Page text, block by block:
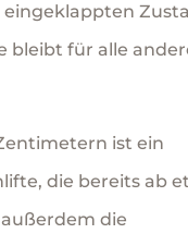
eingeklappten
bleibt für alle
ist ein
die bereits ab
die